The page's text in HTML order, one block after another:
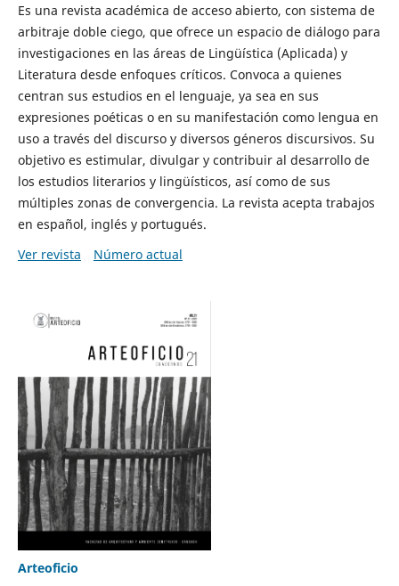
Es una revista académica de acceso abierto, con sistema de
arbitraje doble ciego, que ofrece un espacio de diálogo para
investigaciones en las áreas de Lingüística (Aplicada) y
Literatura desde enfoques críticos. Convoca a quienes
centran sus estudios en el lenguaje, ya sea en sus
expresiones poéticas o en su manifestación como lengua en
uso a través del discurso y diversos géneros discursivos. Su
objetivo es estimular, divulgar y contribuir al desarrollo de
los estudios literarios y lingüísticos, así como de sus
múltiples zonas de convergencia. La revista acepta trabajos
en español, inglés y portugués.
Ver revista
Número actual
Arteoficio